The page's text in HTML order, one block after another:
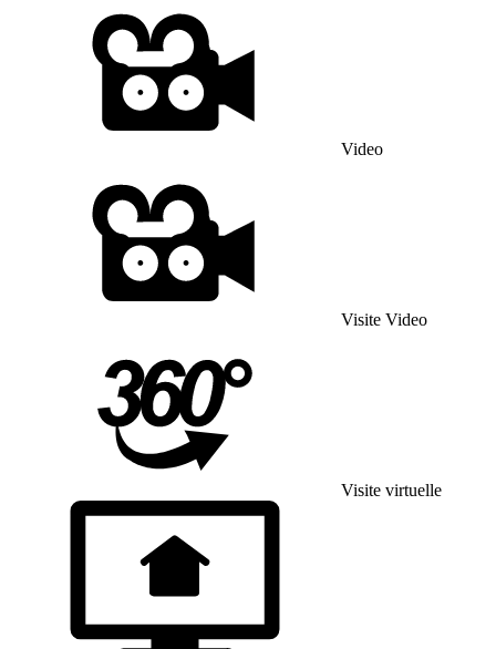
Video
Visite Video
Visite virtuelle